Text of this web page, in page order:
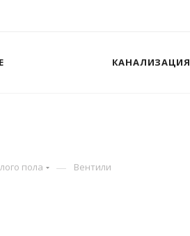
КАНАЛИЗАЦИЯ
пола — Вентили